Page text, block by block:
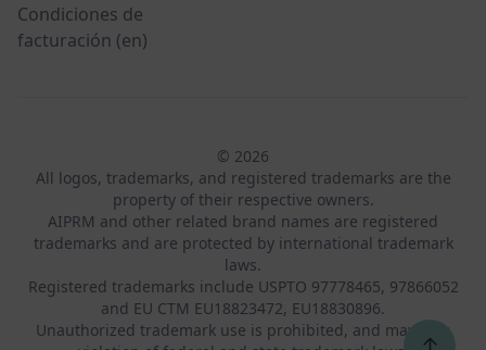
Condiciones de
facturación (en)
© 2026
All logos, trademarks, and registered trademarks are the
property of their respective owners.
AIPRM and other related brand names are registered
trademarks and are protected by international trademark
laws.
Registered trademarks include USPTO 97778465, 97866052
and EU CTM EU18823472, EU18830896.
Unauthorized trademark use is prohibited, and may be a